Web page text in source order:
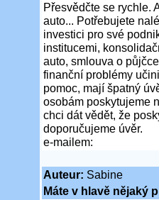
Přesvědčte se rychle.
auto... Potřebujete
investici pro své
institucemi,
auto, smlouva o
finanční problémy
pomoc, mají špatný
osobám poskytujeme
chci dát vědět, že
doporučujeme úvěr.
e-mailem:
Auteur: Sabine
Máte v hlavě nějaký